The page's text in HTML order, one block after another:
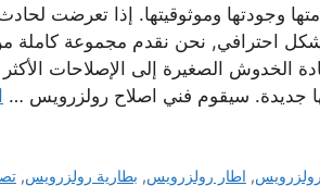
وجودتها وموثوقيتها. إذا تعرضت لحادث
احترافي, نحن نقدم مجموعة كاملة
الخدوش الصغيرة إلى الإصلاحات
جديدة. سيقوم فني اصلاح رولزرويس …
, اطار رولزرويس, بطارية رولزرويس,